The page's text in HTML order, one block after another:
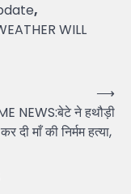
,
WILL
NEWS:बेटे ने हथौड़ी
दी माँ की निर्मम हत्या,
⟶